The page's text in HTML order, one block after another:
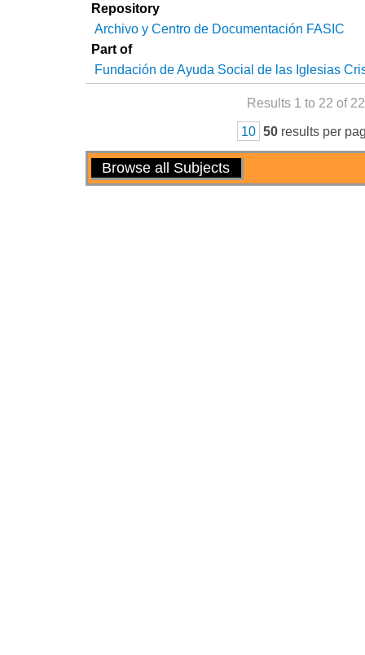
Repository
Archivo y Centro de Documentación FASIC
Part of
Fundación de Ayuda Social de las Iglesias
Results 1 to 22 of 22
10 50 results per
Actions
Browse all Subjects